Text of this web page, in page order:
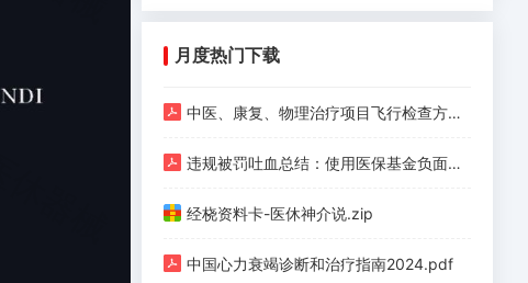
月度热门下载
中医、康复、物理治疗项目飞行检查方法.pdf
违规被罚吐血总结：使用医保基金负面清单（护理、手术、检验、检查等九类）.pdf
经桡资料卡-医休神介说.zip
中国心力衰竭诊断和治疗指南2024.pdf